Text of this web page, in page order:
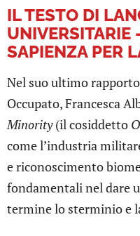
IL TESTO DI
UNIVERSITARIE
SAPIENZA PER
Nel suo ultimo
Occupato, Francesca
Minority(il cosiddetto
come l’industria
e riconoscimento
fondamentali nel dare
termine lo sterminio e